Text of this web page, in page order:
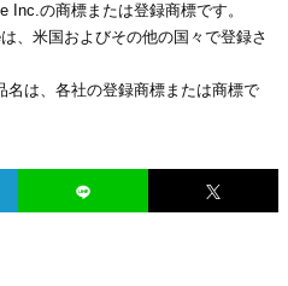
の商標または登録商標です。
、米国およびその他の国々で登録さ
は、各社の登録商標または商標で